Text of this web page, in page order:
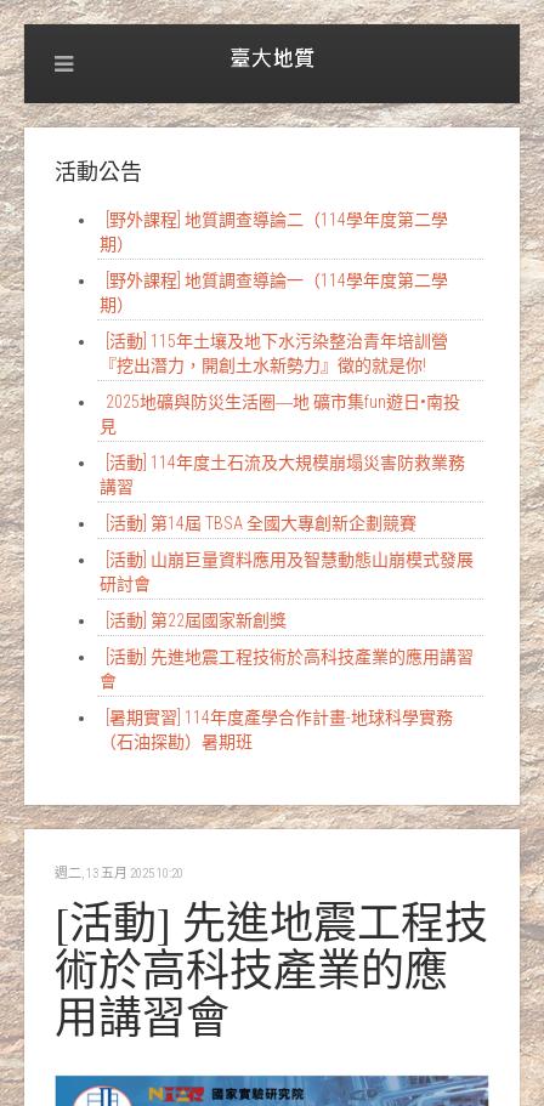
活動公告
[野外課程] 地質調查導論二（114學年度第二學
期）
[野外課程] 地質調查導論一（114學年度第二學
期）
[活動] 115年土壤及地下水污染整治青年培訓營
『挖出潛力，開創土水新勢力』徵的就是你!
2025地礦與防災生活圈―地 礦市集fun遊日•南投
見
[活動] 114年度土石流及大規模崩塌災害防救業務
講習
[活動] 第14屆 TBSA 全國大專創新企劃競賽
[活動] 山崩巨量資料應用及智慧動態山崩模式發展
研討會
[活動] 第22屆國家新創獎
[活動] 先進地震工程技術於高科技產業的應用講習
會
[暑期實習] 114年度產學合作計畫-地球科學實務
（石油探勘）暑期班
週二, 13 五月 2025 10:20
[活動] 先進地震工程技
術於高科技產業的應
用講習會